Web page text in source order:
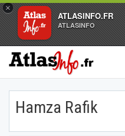
×
ATLASINFO.FR
ATLASINFO
Hamza Rafik